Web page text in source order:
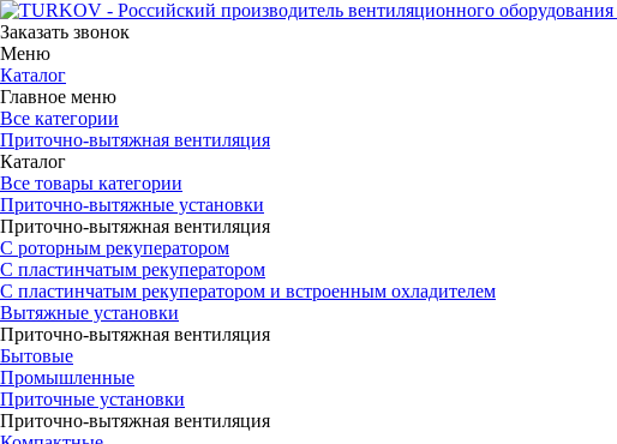
Заказать звонок
Меню
Каталог
Главное меню
Все категории
Приточно-вытяжная вентиляция
Каталог
Все товары категории
Приточно-вытяжные установки
Приточно-вытяжная вентиляция
С роторным рекуператором
С пластинчатым рекуператором
С пластинчатым рекуператором и встроенным охладителем
Вытяжные установки
Приточно-вытяжная вентиляция
Бытовые
Промышленные
Приточные установки
Приточно-вытяжная вентиляция